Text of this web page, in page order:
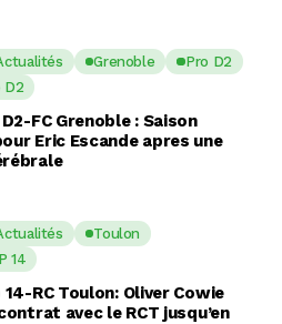
Grenoble
Pro D2
D2
FC Grenoble : Saison
Eric Escande apres une
Toulon
14
RC Toulon: Oliver Cowie
avec le RCT jusqu’en